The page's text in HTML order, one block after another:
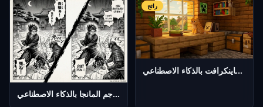
مترجم المانجا بالذكاء الاصطناعي
رائج
مولد أشكال ماينكرافت بالذكاء الاصطناعي